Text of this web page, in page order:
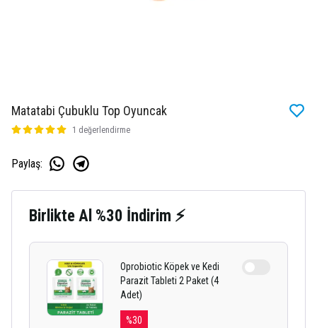
Matatabi Çubuklu Top Oyuncak
1 değerlendirme
Paylaş:
Birlikte Al %30 İndirim ⚡
Oprobiotic Köpek ve Kedi
Parazit Tableti 2 Paket (4
Adet)
%30